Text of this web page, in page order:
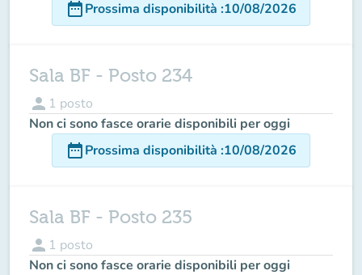
date_rangeProssima disponibilità :10/08/2026
Sala BF - Posto 234
person 1 posto
Non ci sono fasce orarie disponibili per oggi
date_rangeProssima disponibilità :10/08/2026
Sala BF - Posto 235
person 1 posto
Non ci sono fasce orarie disponibili per oggi